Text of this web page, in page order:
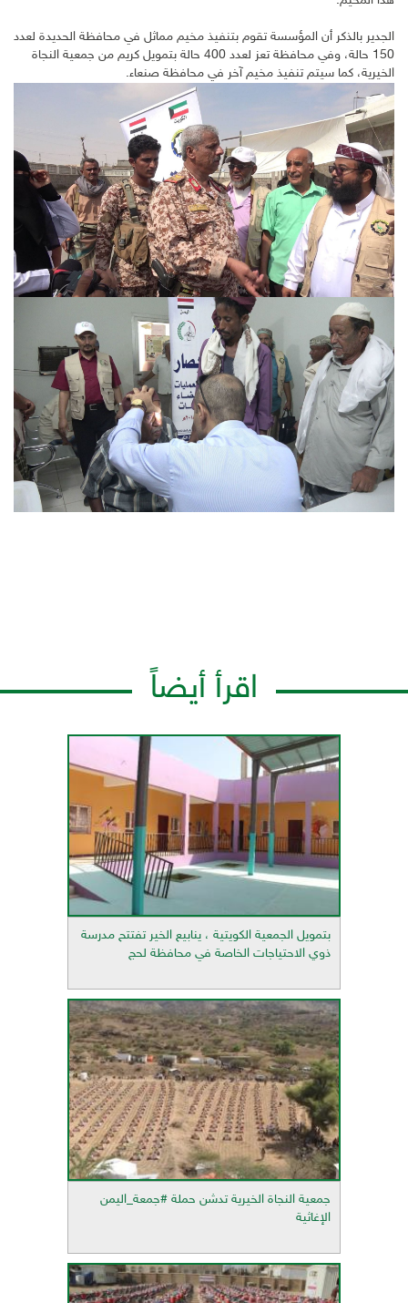
الجدير بالذكر أن المؤسسة تقوم بتنفيذ مخيم مماثل في محافظة الحديدة لعدد
150 حالة، وفي محافظة تعز لعدد 400 حالة بتمويل كريم من جمعية النجاة
الخيرية، كما سيتم تنفيذ مخيم آخر في محافظة صنعاء.
اقرأ أيضاً
بتمويل الجمعية الكويتية ، ينابيع الخير تفتتح مدرسة
ذوي الاحتياجات الخاصة في محافظة لحج
جمعية النجاة الخيرية تدشن حملة #جمعة_اليمن
الإغاثية